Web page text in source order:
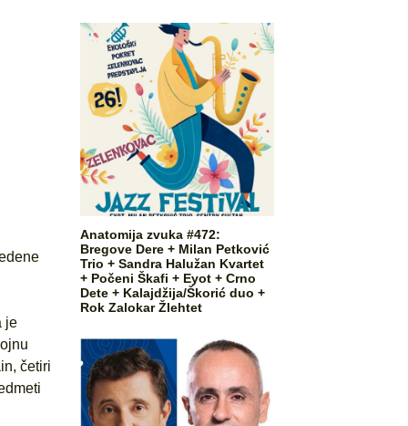
je
četiri
Anatomija zvuka #472:
Bregove Dere + Milan Petković
Trio + Sandra Halužan Kvartet
+ Počeni Škafi + Eyot + Crno
Dete + Kalajdžija/Škorić duo +
Rok Zalokar Žlehtet